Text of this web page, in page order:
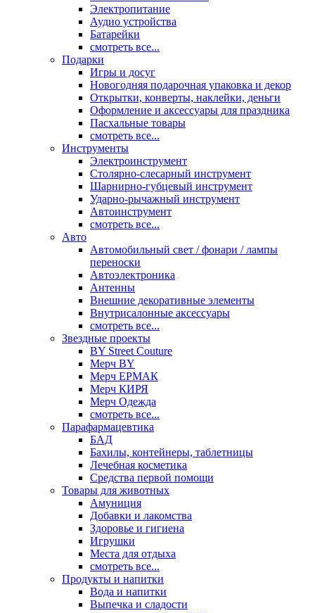
Электропитание
Аудио устройства
Батарейки
смотреть все...
Подарки
Игры и досуг
Новогодняя подарочная упаковка и декор
Открытки, конверты, наклейки, деньги
Оформление и аксессуары для праздника
Пасхальные товары
смотреть все...
Инструменты
Электроинструмент
Столярно-слесарный инструмент
Шарнирно-губцевый инструмент
Ударно-рычажный инструмент
Автоинструмент
смотреть все...
Авто
Автомобильный свет / фонари / лампы
переноски
Автоэлектроника
Антенны
Внешние декоративные элементы
Внутрисалонные аксессуары
смотреть все...
Звездные проекты
BY Street Couture
Мерч BY
Мерч ЕРМАК
Мерч КИРЯ
Мерч Одежда
смотреть все...
Парафармацевтика
БАД
Бахилы, контейнеры, таблетницы
Лечебная косметика
Средства первой помощи
Товары для животных
Амуниция
Добавки и лакомства
Здоровье и гигиена
Игрушки
Места для отдыха
смотреть все...
Продукты и напитки
Вода и напитки
Выпечка и сладости